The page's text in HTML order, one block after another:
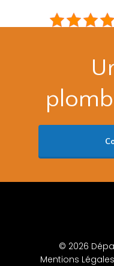
© 2026
Mentions Légales